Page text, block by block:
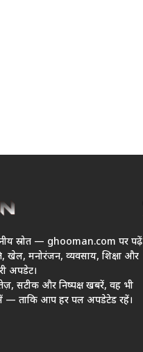
स्रोत — ghooman.com पर पढ़ें
खेल, मनोरंजन, व्यवसाय, शिक्षा और
अपडेट।
सटीक और निष्पक्ष खबरें, वह भी
में — ताकि आप हर पल अपडेटेड रहें।